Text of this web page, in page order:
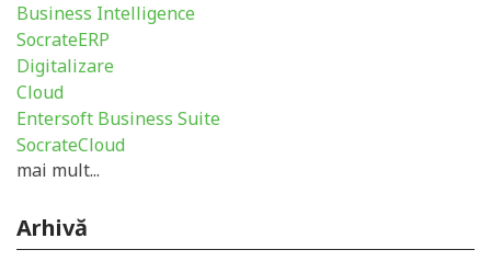
Business Intelligence
SocrateERP
Digitalizare
Cloud
Entersoft Business Suite
SocrateCloud
mai mult...
Arhivă